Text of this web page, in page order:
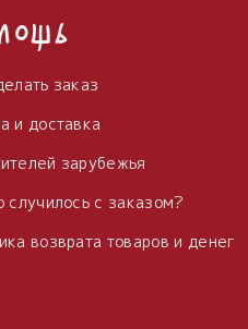
заказ
и доставка
зарубежья
случилось с заказом?
возврата товаров и денег